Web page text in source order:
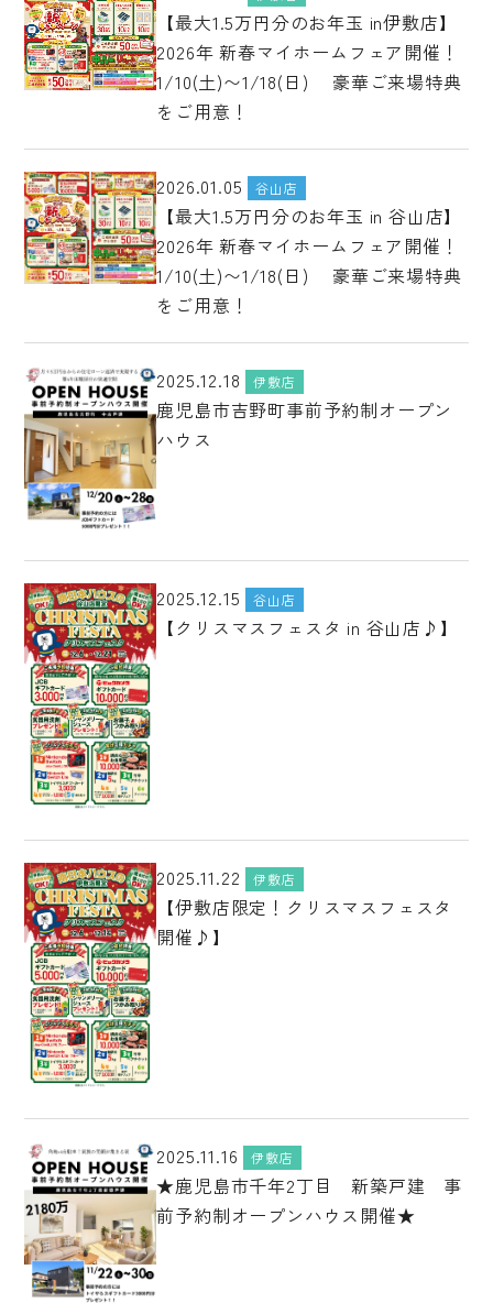
【最大1.5万円分のお年玉 in伊敷店】
2026年 新春マイホームフェア開催！
1/10(土)〜1/18(日) 豪華ご来場特典
をご用意！
2026.01.05 谷山店
【最大1.5万円分のお年玉 in 谷山店】
2026年 新春マイホームフェア開催！
1/10(土)〜1/18(日) 豪華ご来場特典
をご用意！
2025.12.18 伊敷店
鹿児島市吉野町事前予約制オープン
ハウス
2025.12.15 谷山店
【クリスマスフェスタ in 谷山店♪】
2025.11.22 伊敷店
【伊敷店限定！クリスマスフェスタ
開催♪】
2025.11.16 伊敷店
★鹿児島市千年2丁目 新築戸建 事
前予約制オープンハウス開催★